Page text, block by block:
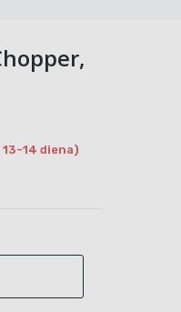
14 diena)